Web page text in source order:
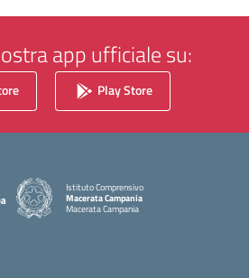
app ufficiale su:
Play Store
Istituto Comprensivo
Macerata Campania
Macerata Campania
— Visita la pagina iniziale della scuola